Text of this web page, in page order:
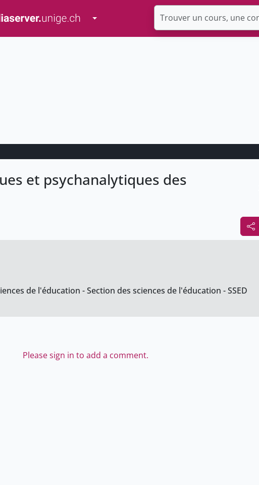
Toggle Dropdown
et psychanalytiques des
de l'éducation - Section des sciences de l'éducation - SSED
Please sign in to add a comment.